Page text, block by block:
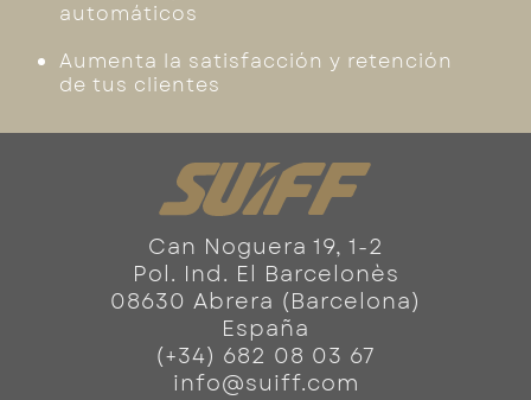
automáticos
Aumenta la satisfacción y retención
de tus clientes
Can Noguera 19, 1-2
Pol. Ind. El Barcelonès
08630 Abrera (Barcelona)
España
(+34) 682 08 03 67
info@suiff.com